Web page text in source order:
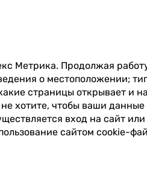
Метрика. Продолжая
о местоположении;
страницы открывает и
хотите, чтобы ваши
вход на сайт
сайтом cookie-